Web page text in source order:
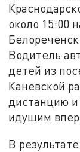
около 15:00
Водитель
детей из
Каневской
дистанцию и
идущим
В